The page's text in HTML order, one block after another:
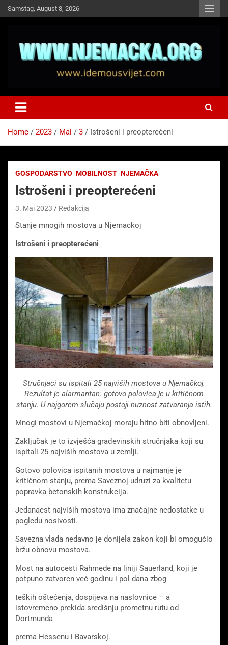
Skip
to
Samstag, August 8, 2026
Idemo u Svijet-Njemacka!
Home 2023 Mai 3 Istrošeni i preopterećeni
GOSPODARSTVO MOBILNOST NJEMAČKA
Istrošeni i preopterećeni
3. Mai 2023 Redakcija
Stanje mnogih mostova u Njemackoj
Istrošeni i preopterećeni
Stručnjaci su ispitali 25 najviših mostova u Njemačkoj.
Rezultat je alarmantan: gotovo polovica je u kritičnom
stanju. U najgorem slučaju postoji nuznost zatvaranja istih.
Mnogi mostovi u Njemačkoj moraju hitno biti obnovljeni.
Zaključak je to izvješća građevinskih stručnjaka koji su
ispitali 25 najviših mostova u zemlji.
Gotovo polovica ispitanih mostova u najmanje je
kritičnom stanju, prema Saveznoj udruzi za kvalitetu
popravka betonskih konstrukcija.
Jedanaest najviših mostova ima značajne nedostatke u
pogledu nosivosti.
Savezna vlada nedavno je donijela zakon koji bi omogućio
bržu obnovu mostova.
Most na autocesti Rahmede na liniji Sauerland, koji je
potpuno zatvoren već godinu i pol dana zbog
teških oštećenja, dospijeva na naslovnice – a
istovremeno prekida središnju prometnu rutu od
Dortmunda
prema Hessenu i Bavarskoj.